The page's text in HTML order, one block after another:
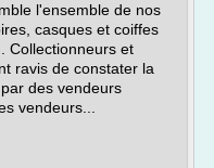
l'ensemble de nos
casques et coiffes
Collectionneurs et
ravis de constater la
des vendeurs
vendeurs...